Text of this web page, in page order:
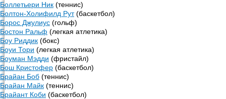
Боллетьери Ник (теннис)
Болтон-Холифилд Рут(баскетбол)
Борос Джулиус (гольф)
Бостон Ральф (легкая атлетика)
Боу Риддик (бокс)
Боуи Тори (легкая атлетика)
Боуман Мэдди (фристайл)
Бош Кристофер (баскетбол)
Брайан Боб (теннис)
Брайан Майк (теннис)
Брайант Коби (баскетбол)